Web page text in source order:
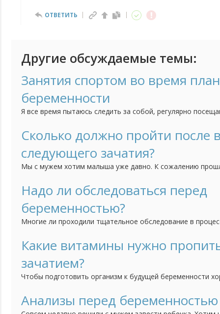
ОТВЕТИТЬ
Другие обсуждаемые темы:
Занятия спортом во время
беременности
Я все время пытаюсь следить за собой, регулярно
вести такой образ жизни если я пытаюсь забеременеть?
еще до того как я узнаю, что я беременна?
Сколько должно пройти
следующего зачатия?
Мы с мужем хотим малыша уже давно. К сожалению
считаете когда нам можно начинать пробовать снова?
Надо ли обследоваться перед
беременностью?
Многие ли проходили тщательное обследование в
практически здоровых людей без особых вредных
одной стороны, можно подстраховаться. Но с другой,
без...
Какие витамины нужно
зачатием?
Чтобы подготовить организм к будущей беременности
лучше подходят для этой цели? есть витамины для
видела комплексов для планирующих беременность.
Анализы перед беременностью